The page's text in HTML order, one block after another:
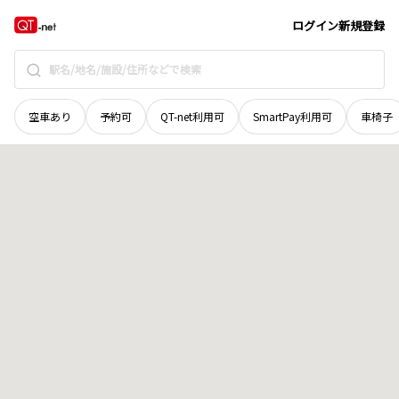
ログイン新規登録
空車あり 予約可 QT-net利用可 SmartPay利用可 車椅子
北海道